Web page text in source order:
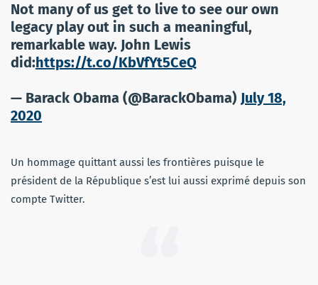
Not many of us get to live to see our own
legacy play out in such a meaningful,
remarkable way. John Lewis
did:https://t.co/KbVfYt5CeQ
— Barack Obama (@BarackObama) July 18,
2020
Un hommage quittant aussi les frontières puisque le
président de la République s’est lui aussi exprimé depuis son
compte Twitter.